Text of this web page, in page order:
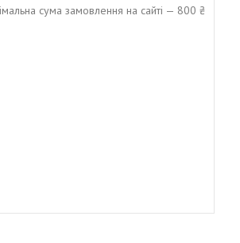
сума замовлення на сайті — 800 ₴